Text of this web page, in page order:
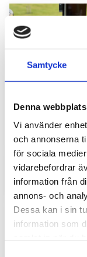
Samtycke
Denna
Vi använder
och annonserna
för sociala
vidarebefordrar
information från
annons- och
Dessa kan i sin
information som
Hyttbord till
gör stor
Traktorhytten är
arbetet utförs.
även